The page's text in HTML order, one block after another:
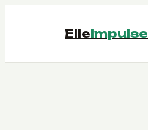
ElleImpulse